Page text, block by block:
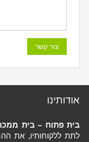
אודותינו
בית פתוח – בית ממכר
לתת ללקוחותיו, את